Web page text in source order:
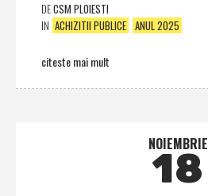
DECSM PLOIESTI
IN ACHIZITII PUBLICE ANUL 2025
citeste mai mult
NOIEMBRIE
18